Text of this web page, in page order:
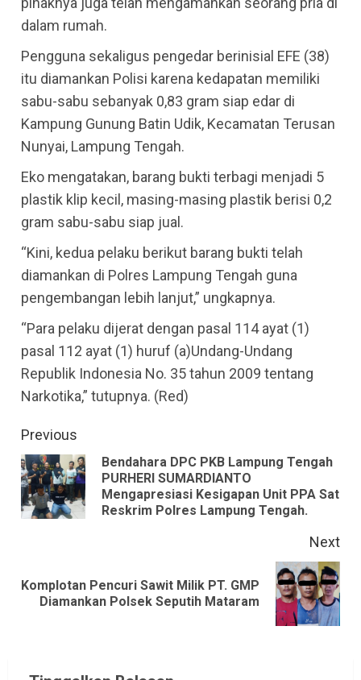
dalam rumah.
Pengguna sekaligus pengedar berinisial EFE (38)
itu diamankan Polisi karena kedapatan memiliki
sabu-sabu sebanyak 0,83 gram siap edar di
Kampung Gunung Batin Udik, Kecamatan Terusan
Nunyai, Lampung Tengah.
Eko mengatakan, barang bukti terbagi menjadi 5
plastik klip kecil, masing-masing plastik berisi 0,2
gram sabu-sabu siap jual.
“Kini, kedua pelaku berikut barang bukti telah
diamankan di Polres Lampung Tengah guna
pengembangan lebih lanjut,” ungkapnya.
“Para pelaku dijerat dengan pasal 114 ayat (1)
pasal 112 ayat (1) huruf (a)Undang-Undang
Republik Indonesia No. 35 tahun 2009 tentang
Narkotika,” tutupnya. (Red)
Continue
Reading
Previous
Bendahara DPC PKB Lampung Tengah
PURHERI SUMARDIANTO
Mengapresiasi Kesigapan Unit PPA Sat
Reskrim Polres Lampung Tengah.
Next
Next
post:
Komplotan Pencuri Sawit Milik PT. GMP
Diamankan Polsek Seputih Mataram